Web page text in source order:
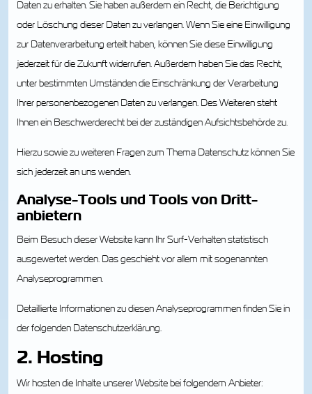
Daten zu erhalten. Sie haben außerdem ein Recht, die Berichtigung
oder Löschung dieser Daten zu verlangen. Wenn Sie eine Einwilligung
zur Datenverarbeitung erteilt haben, können Sie diese Einwilligung
jederzeit für die Zukunft widerrufen. Außerdem haben Sie das Recht,
unter bestimmten Umständen die Einschränkung der Verarbeitung
Ihrer personenbezogenen Daten zu verlangen. Des Weiteren steht
Ihnen ein Beschwerderecht bei der zuständigen Aufsichtsbehörde zu.
Hierzu sowie zu weiteren Fragen zum Thema Datenschutz können Sie
sich jederzeit an uns wenden.
Analyse-Tools und Tools von Dritt­
anbietern
Beim Besuch dieser Website kann Ihr Surf-Verhalten statistisch
ausgewertet werden. Das geschieht vor allem mit sogenannten
Analyseprogrammen.
Detaillierte Informationen zu diesen Analyseprogrammen finden Sie in
der folgenden Datenschutzerklärung.
2. Hosting
Wir hosten die Inhalte unserer Website bei folgendem Anbieter: